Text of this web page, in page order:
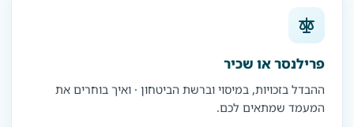
פרילנסר או שכיר
ההבדל בזכויות, במיסוי וברשת הביטחון · ואיך בוחרים את
המעמד שמתאים לכם.